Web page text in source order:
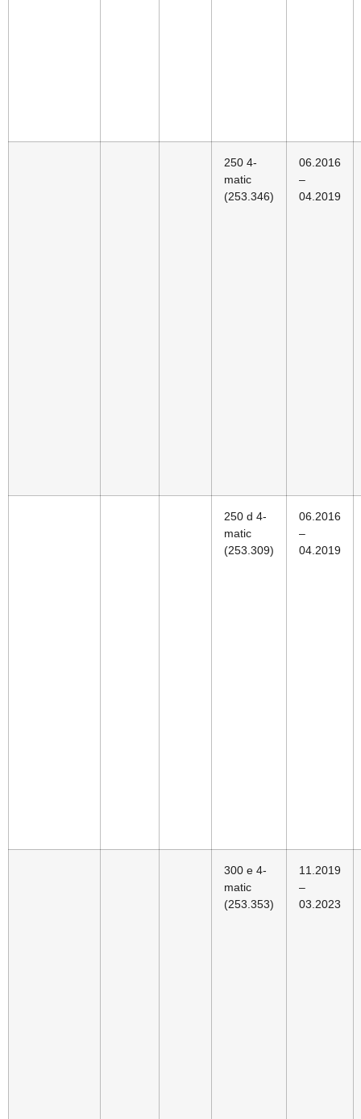
250 4-
matic
(253.346)
06.2016
–
04.2019
250 d 4-
matic
(253.309)
06.2016
–
04.2019
300 e 4-
matic
(253.353)
11.2019
–
03.2023